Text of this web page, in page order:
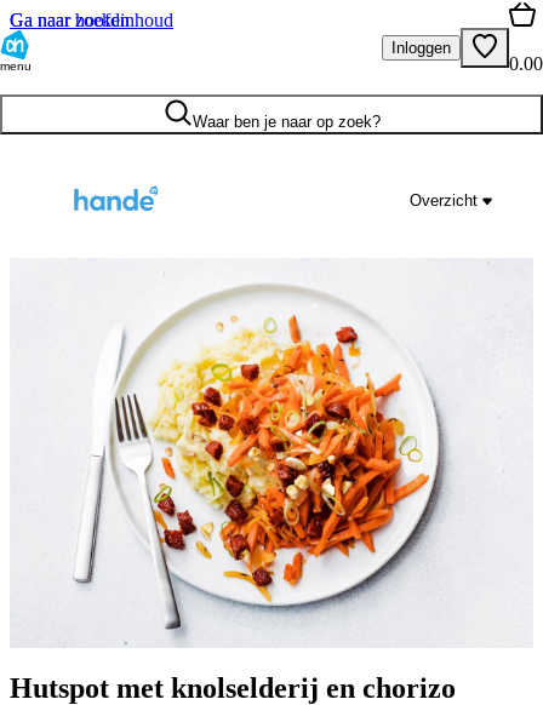
Ga naar hoofdinhoud
Ga naar zoeken
menu
Inloggen
0.00
Waar ben je naar op zoek?
Overzicht
Hutspot met knolselderij en chorizo